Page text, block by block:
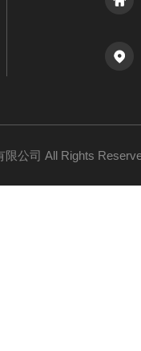
限公司 All Rights